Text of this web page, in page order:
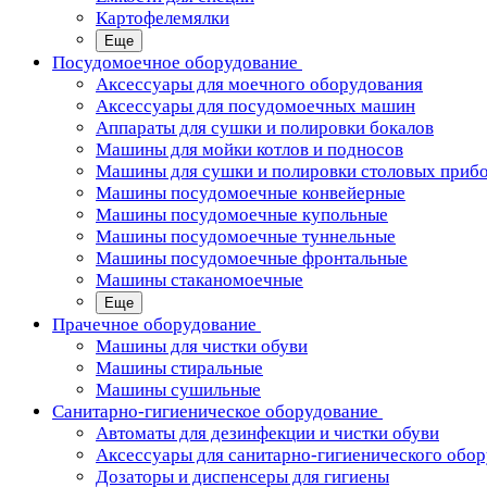
Картофелемялки
Еще
Посудомоечное оборудование
Аксессуары для моечного оборудования
Аксессуары для посудомоечных машин
Аппараты для сушки и полировки бокалов
Машины для мойки котлов и подносов
Машины для сушки и полировки столовых
Машины посудомоечные конвейерные
Машины посудомоечные купольные
Машины посудомоечные туннельные
Машины посудомоечные фронтальные
Машины стаканомоечные
Еще
Прачечное оборудование
Машины для чистки обуви
Машины стиральные
Машины сушильные
Санитарно-гигиеническое оборудование
Автоматы для дезинфекции и чистки обуви
Аксессуары для санитарно-гигиенического
Дозаторы и диспенсеры для гигиены